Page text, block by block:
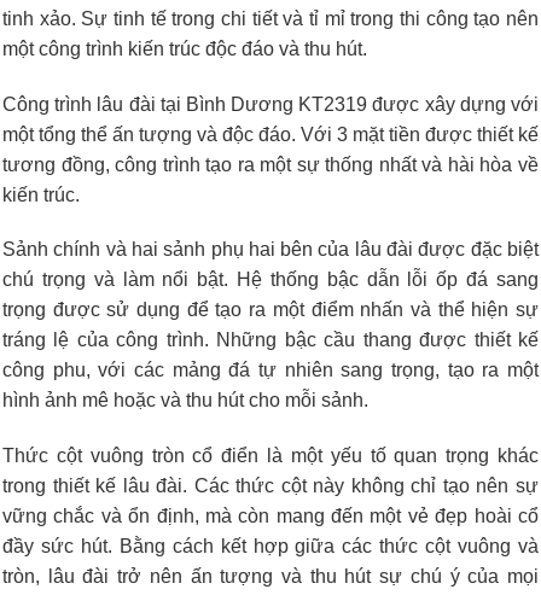
tinh xảo. Sự tinh tế trong chi tiết và tỉ mỉ trong thi công tạo nên
một công trình kiến trúc độc đáo và thu hút.
Công trình lâu đài tại Bình Dương KT2319 được xây dựng với
một tổng thể ấn tượng và độc đáo. Với 3 mặt tiền được thiết kế
tương đồng, công trình tạo ra một sự thống nhất và hài hòa về
kiến trúc.
Sảnh chính và hai sảnh phụ hai bên của lâu đài được đặc biệt
chú trọng và làm nổi bật. Hệ thống bậc dẫn lỗi ốp đá sang
trọng được sử dụng để tạo ra một điểm nhấn và thể hiện sự
tráng lệ của công trình. Những bậc cầu thang được thiết kế
công phu, với các mảng đá tự nhiên sang trọng, tạo ra một
hình ảnh mê hoặc và thu hút cho mỗi sảnh.
Thức cột vuông tròn cổ điển là một yếu tố quan trọng khác
trong thiết kế lâu đài. Các thức cột này không chỉ tạo nên sự
vững chắc và ổn định, mà còn mang đến một vẻ đẹp hoài cổ
đầy sức hút. Bằng cách kết hợp giữa các thức cột vuông và
tròn, lâu đài trở nên ấn tượng và thu hút sự chú ý của mọi